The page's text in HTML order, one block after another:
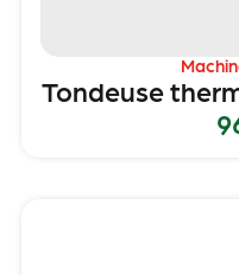
Tondeuse